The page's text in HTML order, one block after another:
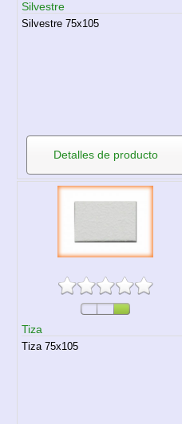
Silvestre
Silvestre 75x105
Detalles de producto
Tiza
Tiza 75x105